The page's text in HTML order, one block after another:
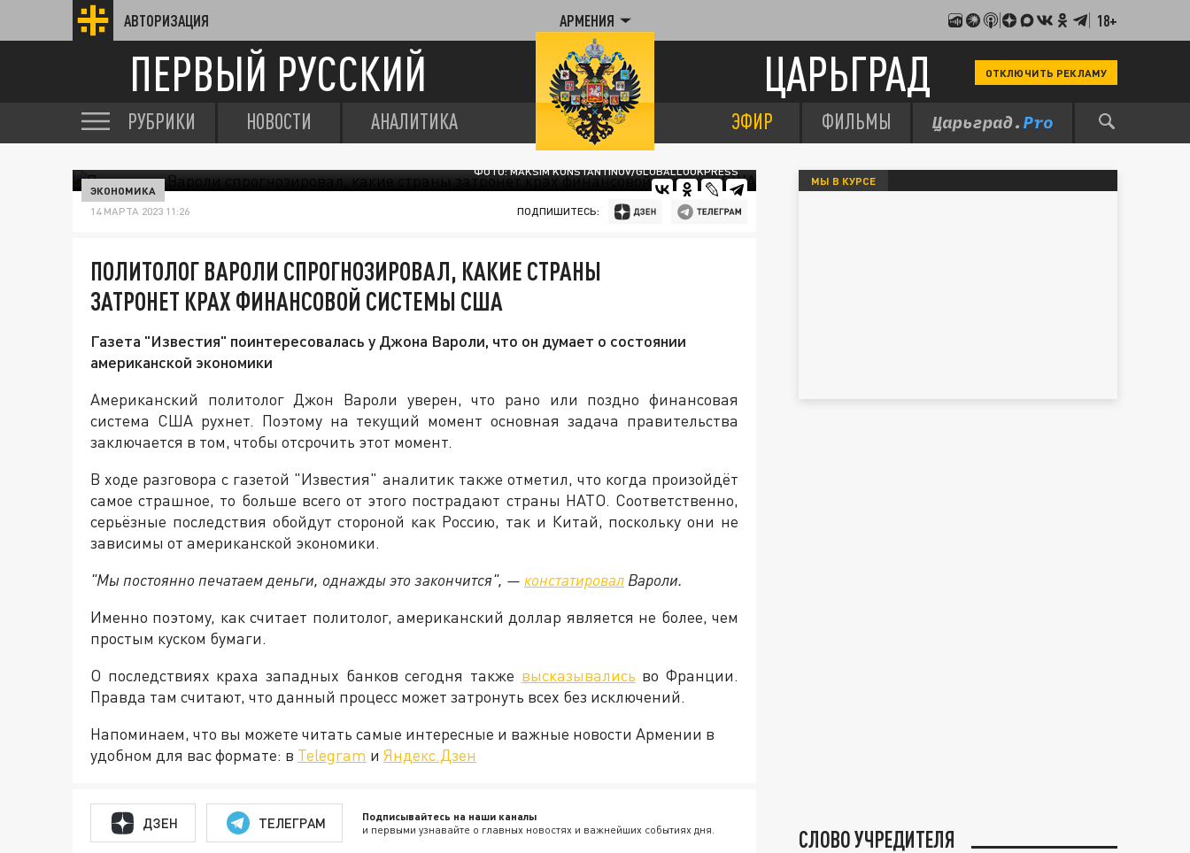
АВТОРИЗАЦИЯ АРМЕНИЯ 18+
ПЕРВЫЙ РУССКИЙ ЦАРЬГРАД ОТКЛЮЧИТЬ РЕКЛАМУ
РУБРИКИ НОВОСТИ АНАЛИТИКА ЭФИР ФИЛЬМЫ
ФОТО: MAKSIM KONSTANTINOV/GLOBALLOOKPRESS
ЭКОНОМИКА
14 МАРТА 2023 11:26 ПОДПИШИТЕСЬ:
ПОЛИТОЛОГ ВАРОЛИ СПРОГНОЗИРОВАЛ, КАКИЕ СТРАНЫ
ЗАТРОНЕТ КРАХ ФИНАНСОВОЙ СИСТЕМЫ США
Газета "Известия" поинтересовалась у Джона Вароли, что он думает о состоянии
американской экономики
Американский политолог Джон Вароли уверен, что рано или поздно финансовая
система США рухнет. Поэтому на текущий момент основная задача правительства
заключается в том, чтобы отсрочить этот момент.
В ходе разговора с газетой "Известия" аналитик также отметил, что когда произойдёт
самое страшное, то больше всего от этого пострадают страны НАТО. Соответственно,
серьёзные последствия обойдут стороной как Россию, так и Китай, поскольку они не
зависимы от американской экономики.
"Мы постоянно печатаем деньги, однажды это закончится", — констатировал Вароли.
Именно поэтому, как считает политолог, американский доллар является не более, чем
простым куском бумаги.
О последствиях краха западных банков сегодня также высказывались во Франции.
Правда там считают, что данный процесс может затронуть всех без исключений.
Напоминаем, что вы можете читать самые интересные и важные новости Армении в
удобном для вас формате: в Telegram и Яндекс.Дзен
ДЗЕН ТЕЛЕГРАМ Подписывайтесь на наши каналы
и первыми узнавайте о главных новостях и важнейших событиях дня.
МЫ В КУРСЕ
СЛОВО УЧРЕДИТЕЛЯ